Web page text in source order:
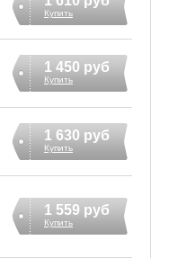
Купить
1 450 руб
Купить
1 630 руб
Купить
1 559 руб
Купить